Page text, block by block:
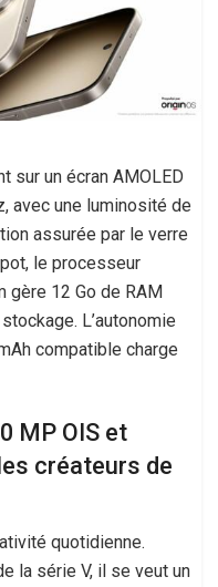
sur un écran AMOLED
avec une luminosité de
assurée par le verre
le processeur
gère 12 Go de RAM
L’autonomie
compatible charge
MP OIS et
créateurs de
quotidienne.
la série V, il se veut un